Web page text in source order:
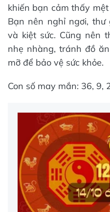
khiến bạn cảm thấy
Bạn nên nghỉ ngơi,
và kiệt sức. Cũng nên
nhẹ nhàng, tránh đồ
mỡ để bảo vệ sức khỏe.
Con số may mắn: 36, 9,